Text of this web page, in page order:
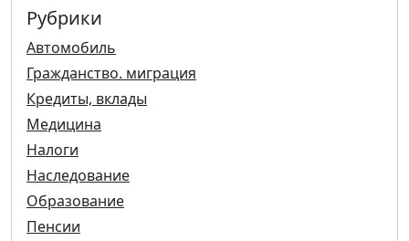
Рубрики
Автомобиль
Гражданство. миграция
Кредиты, вклады
Медицина
Налоги
Наследование
Образование
Пенсии